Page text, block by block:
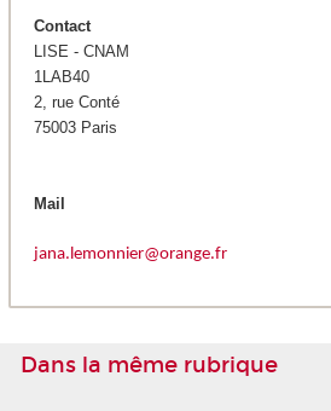
Contact
LISE - CNAM
1LAB40
2, rue Conté
75003 Paris
Mail
jana.lemonnier@orange.fr
Dans la même rubrique